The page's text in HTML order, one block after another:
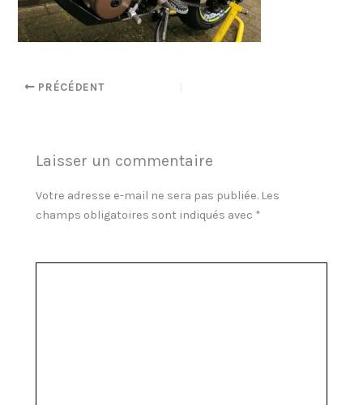
PRÉCÉDENT
Laisser un commentaire
Votre adresse e-mail ne sera pas publiée. Les
champs obligatoires sont indiqués avec *